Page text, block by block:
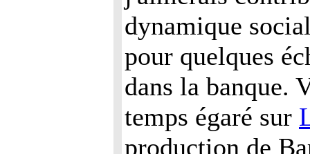
dynamique
pour quelques
dans la banque.
temps égaré sur
production de